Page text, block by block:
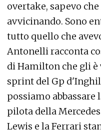
overtake, sapevo
avvicinando. Sono
tutto quello che
Antonelli racconta
di Hamilton che gli
sprint del Gp
possiamo
pilota della
Lewis e la Ferrari